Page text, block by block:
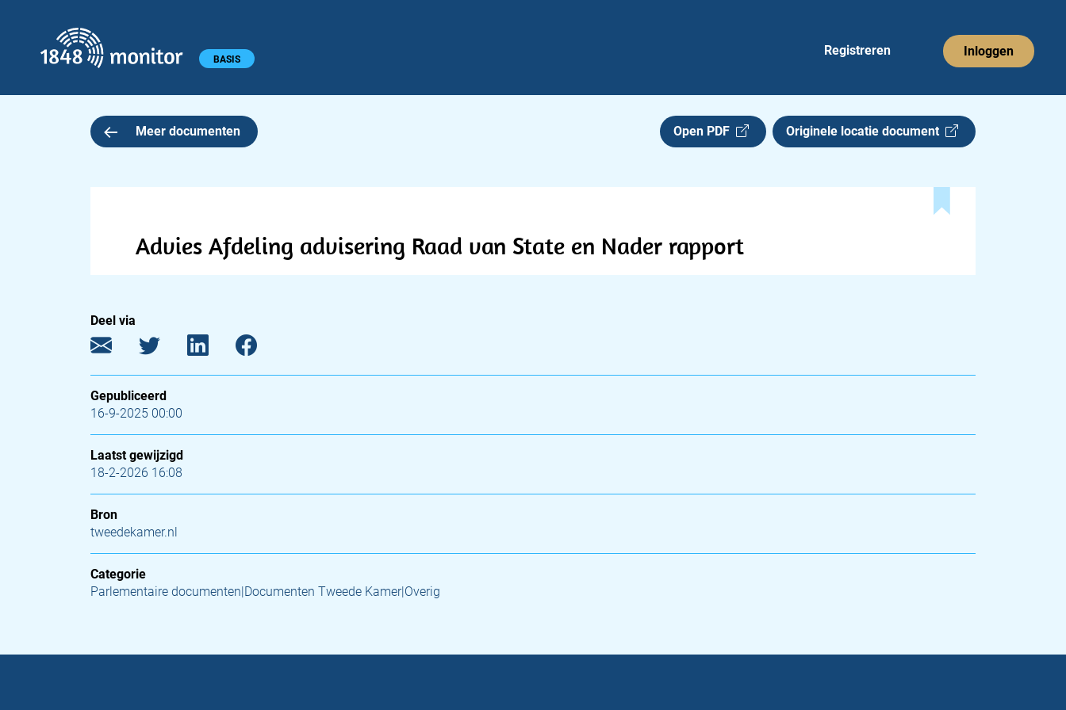
Hoofdmenu BASIS
Registreren Inloggen
Meer documenten Open PDF Originele locatie document
Advies Afdeling advisering Raad van State en Nader rapport
Deel via
Gepubliceerd
16-9-2025 00:00
Laatst gewijzigd
18-2-2026 16:08
Bron
tweedekamer.nl
Categorie
Parlementaire documenten|Documenten Tweede Kamer|Overig